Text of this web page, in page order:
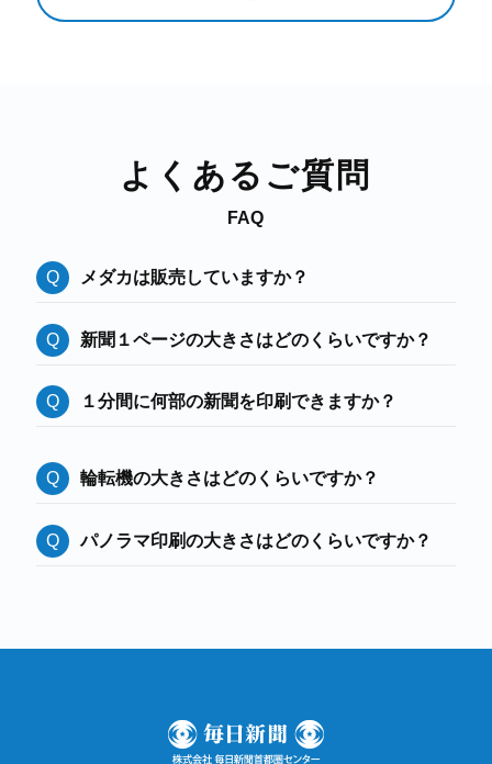
よくあるご質問
FAQ
メダカは販売していますか？
新聞１ページの大きさはどのくらいですか？
１分間に何部の新聞を印刷できますか？
輪転機の大きさはどのくらいですか？
パノラマ印刷の大きさはどのくらいですか？